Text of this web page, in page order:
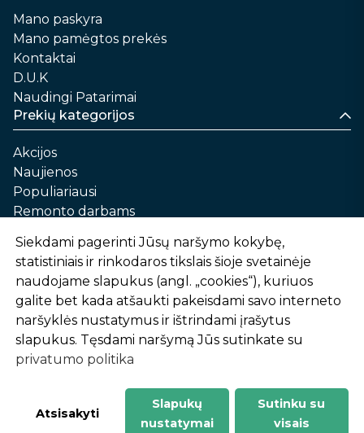
Mano paskyra
Mano pamėgtos prekės
Kontaktai
D.U.K
Naudingi Patarimai
Prekių kategorijos
Akcijos
Naujienos
Populiariausi
Remonto darbams
Automobilių priežiūrai
Sodui ir daržui
Informacija
Apie mus
Prekių pirkimo – pardavimo taisyklės
Prekių pristatymas ir atsiėmimas
Siekdami pagerinti Jūsų naršymo kokybę,
statistiniais ir rinkodaros tikslais šioje svetainėje
naudojame slapukus (angl. „cookies“), kuriuos
galite bet kada atšaukti pakeisdami savo interneto
naršyklės nustatymus ir ištrindami įrašytus
slapukus. Tęsdami naršymą Jūs sutinkate su
privatumo politika
Atsisakyti
Slapukų
nustatymai
Sutinku su
visais
-
1
2
%
n
u
o
l
a
i
d